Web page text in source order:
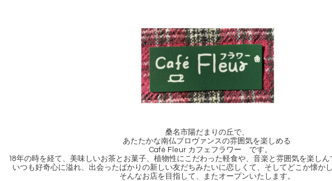
桑名市陽だまりの丘で、
あたたかな南仏プロヴァンスの雰囲気を楽しめる
Café Fleur カフェフラワー です。
18年の時を経て、美味しいお茶とお菓子、植物性にこだわった軽食や、音楽と雰囲気を楽しん
いつも好奇心に溢れ、出会ったばかりの新しい友だちみたいに恋しくて、そしてどこか懐か
そんなお店を目指して、またオープンいたします。